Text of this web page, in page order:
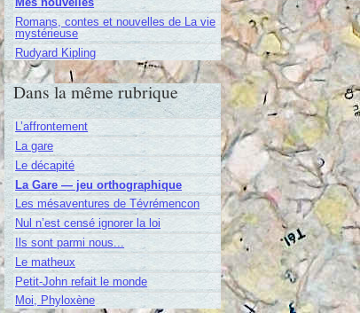
Romans, contes et nouvelles de La vie
mystérieuse
Rudyard Kipling
Dans la même rubrique
L’affrontement
La gare
Le décapité
La Gare — jeu orthographique
Les mésaventures de Tévrémencon
Nul n’est censé ignorer la loi
Ils sont parmi nous...
Le matheux
Petit-John refait le monde
Moi, Phyloxène